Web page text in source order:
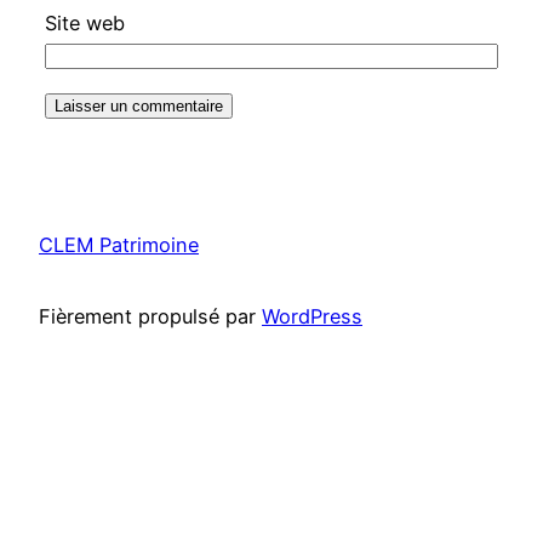
Site web
CLEM Patrimoine
Fièrement propulsé par WordPress